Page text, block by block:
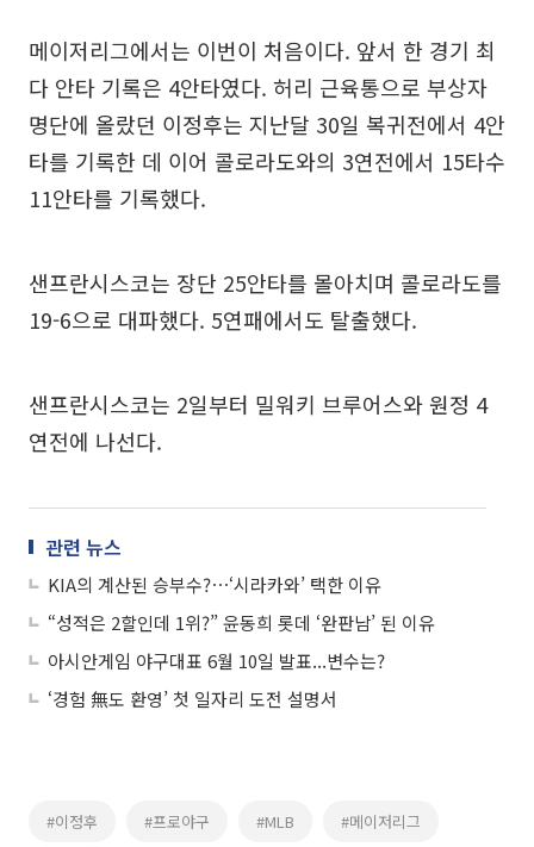
메이저리그에서는 이번이 처음이다. 앞서 한 경기 최
다 안타 기록은 4안타였다. 허리 근육통으로 부상자
명단에 올랐던 이정후는 지난달 30일 복귀전에서 4안
타를 기록한 데 이어 콜로라도와의 3연전에서 15타수
11안타를 기록했다.
샌프란시스코는 장단 25안타를 몰아치며 콜로라도를
19-6으로 대파했다. 5연패에서도 탈출했다.
샌프란시스코는 2일부터 밀워키 브루어스와 원정 4
연전에 나선다.
관련 뉴스
KIA의 계산된 승부수?⋯‘시라카와’ 택한 이유
“성적은 2할인데 1위?” 윤동희 롯데 ‘완판남’ 된 이유
아시안게임 야구대표 6월 10일 발표...변수는?
‘경험 無도 환영’ 첫 일자리 도전 설명서
#이정후 #프로야구 #MLB #메이저리그